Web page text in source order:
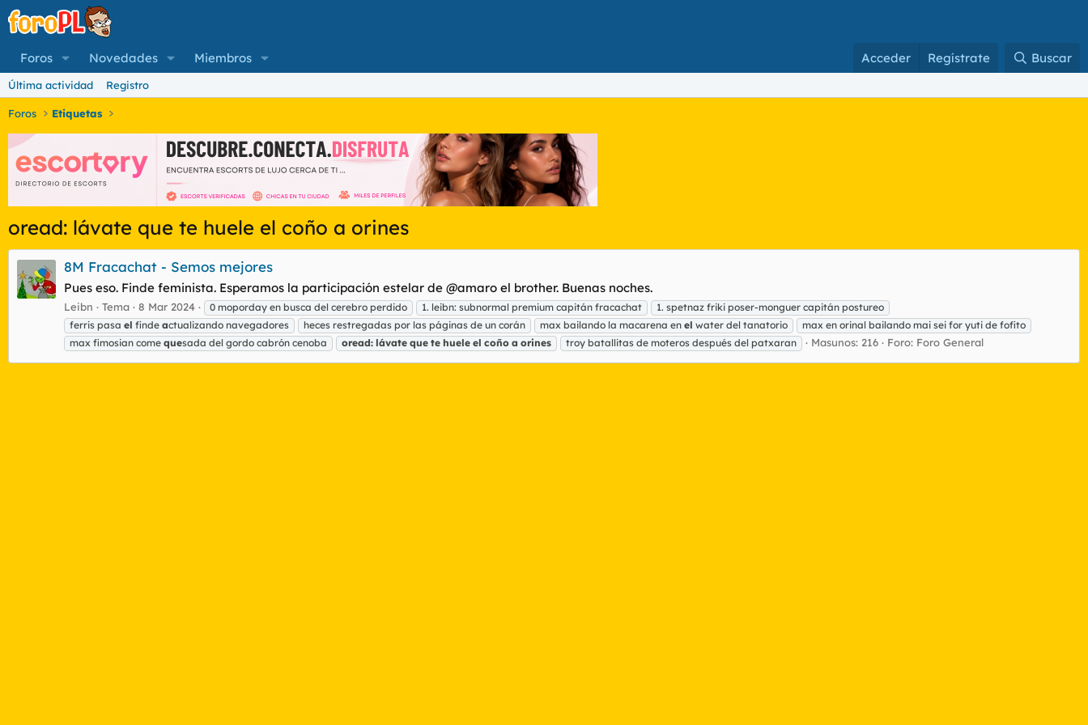
Foros Novedades Miembros Acceder Regístrate Buscar
Última actividad Registro
Foros Etiquetas
oread: lávate que te huele el coño a orines
8M Fracachat - Semos mejores
Pues eso. Finde feminista. Esperamos la participación estelar de @amaro el brother. Buenas noches.
Leibn Tema 8 Mar 2024 0 moporday en busca del cerebro perdido 1. leibn: subnormal premium capitán fracachat
1. spetnaz friki poser-monguer capitán postureo
ferris pasa el finde actualizando navegadores heces restregadas por las páginas de un corán max bailando la macarena en el water del tanatorio
max en orinal bailando mai sei for yuti de fofito
max fimosian come quesada del gordo cabrón cenoba oread: lávate que te huele el coño a orines troy batallitas de moteros después del patxaran Masunos: 216 Foro: Foro General